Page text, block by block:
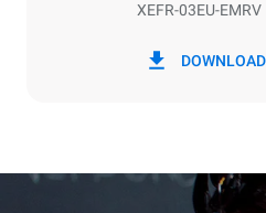
XEFR-03EU-EMRV
DOWNLOAD